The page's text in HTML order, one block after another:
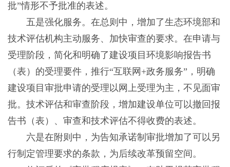
批”情形不予批准的表述。
五是强化服务。在总则中，增加了生态环境部和
技术评估机构主动服务、加快审查的要求。在申请与
受理阶段，简化和明确了建设项目环境影响报告书
（表）的受理要件，推行“互联网+政务服务”，明确
建设项目审批申请的受理以网上受理为主，不见面审
批。技术评估和审查阶段，增加建设单位可以撤回报
告书（表）、审查和技术评估不得收费的表述。
六是在附则中，为告知承诺制审批增加了可以另
行制定管理要求的条款，为后续改革预留空间。